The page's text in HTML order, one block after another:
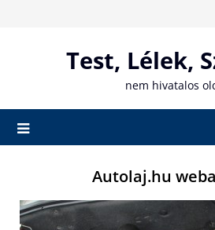
Test, Lélek,
nem hivatalos
Autolaj.hu